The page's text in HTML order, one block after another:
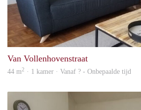
Van Vollenhovenstraat
44 m2 · 1 kamer · Vanaf ? - Onbepaalde tijd